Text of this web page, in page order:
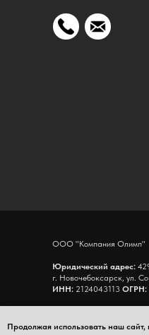
ООО "Компания Олимп"
Юридический адрес:
г. Новочебоксарск, ул.
ИНН: 2124043113 ОГРН:
г. Новочебоксарск,
Продолжая использовать наш